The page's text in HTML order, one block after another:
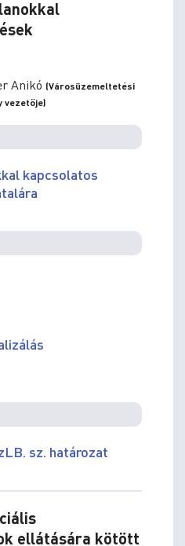
Anikó (Városüzemeltetési
vezetője)
kapcsolatos
sz. határozat
ellátására kötött